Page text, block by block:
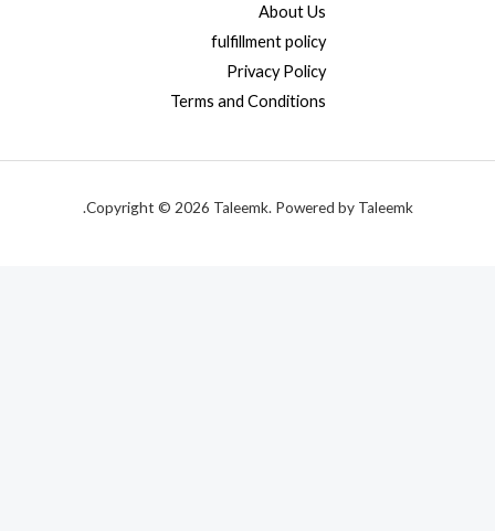
About Us
fulfillment policy
Privacy Policy
Terms and Conditions
Copyright © 2026 Taleemk. Powered by Taleemk.